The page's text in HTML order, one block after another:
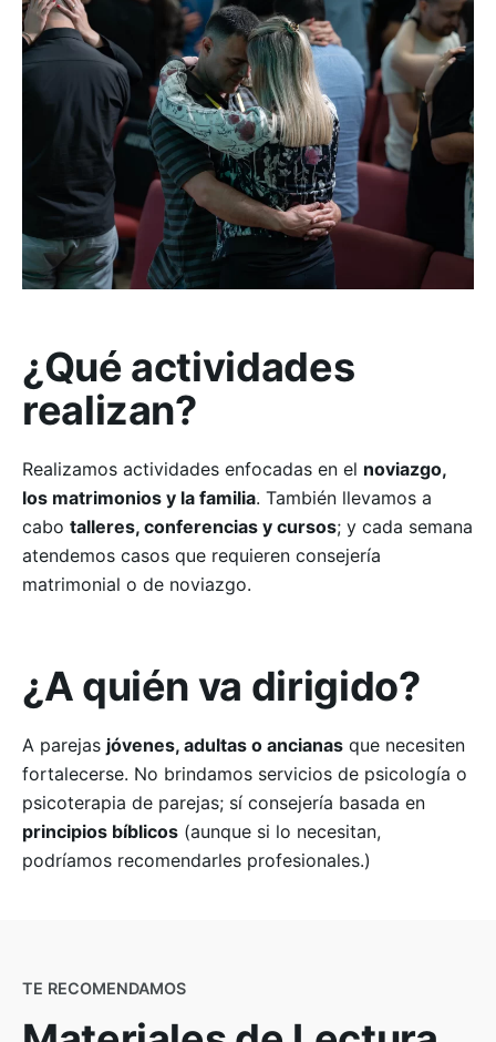
¿Qué actividades
realizan?
Realizamos actividades enfocadas en el noviazgo,
los matrimonios y la familia. También llevamos a
cabo talleres, conferencias y cursos; y cada semana
atendemos casos que requieren consejería
matrimonial o de noviazgo.
¿A quién va dirigido?
A parejas jóvenes, adultas o ancianas que necesiten
fortalecerse. No brindamos servicios de psicología o
psicoterapia de parejas; sí consejería basada en
principios bíblicos (aunque si lo necesitan,
podríamos recomendarles profesionales.)
TE RECOMENDAMOS